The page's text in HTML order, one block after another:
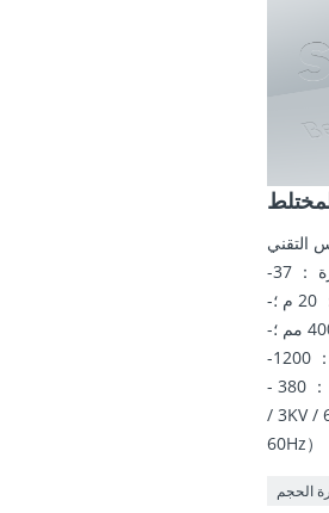
- امدادات الطاقة ： 380V / 660V
/ 3KV /
60Hz）
الحجم